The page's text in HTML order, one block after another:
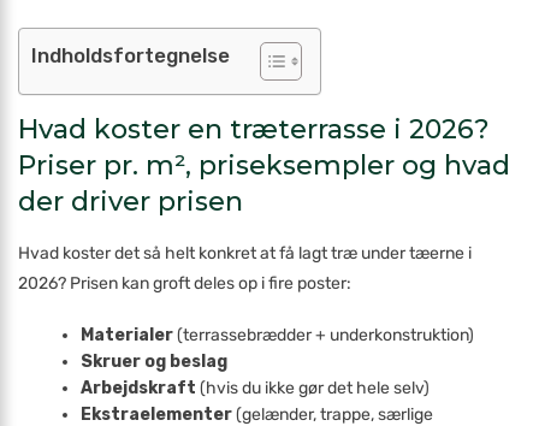
Indholdsfortegnelse
Hvad koster en træterrasse i 2026?
Priser pr. m², priseksempler og hvad
der driver prisen
Hvad koster det så helt konkret at få lagt træ under tæerne i
2026? Prisen kan groft deles op i fire poster:
Materialer(terrassebrædder + underkonstruktion)
Skruer og beslag
Arbejdskraft (hvis du ikke gør det hele selv)
Ekstraelementer(gelænder, trappe, særlige